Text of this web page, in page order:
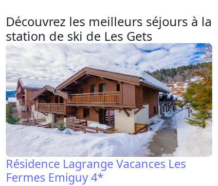
Découvrez les meilleurs séjours à la
station de ski de Les Gets
Résidence Lagrange Vacances Les
Fermes Emiguy 4*